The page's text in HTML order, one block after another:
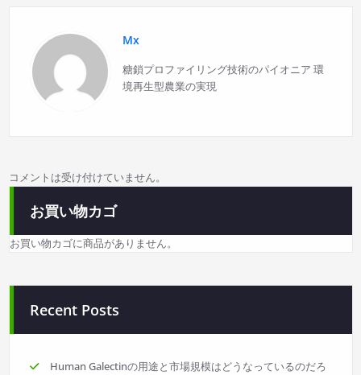
ョ
ン
Mx
糖鎖プロファイリング技術のパイオニア 環
境再生型農業の実現
コメントは受け付けていません。
お買い物カゴ
お買い物カゴに商品がありません。
Recent Posts
Human Galectinの用途と市場規模はどうなっているのだろ